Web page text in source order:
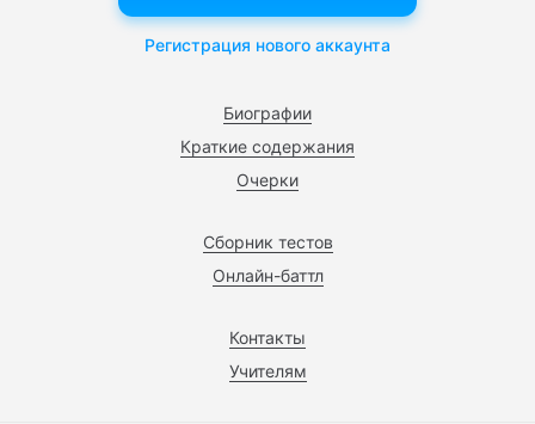
Биографии
Краткие содержания
Очерки
Сборник тестов
Онлайн-баттл
Контакты
Учителям
Регистрация нового аккаунта